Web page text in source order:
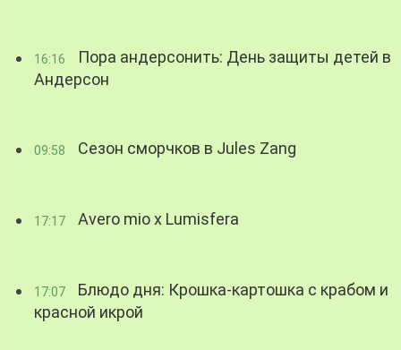
16:16
Пора андерсонить: День защиты детей в
Андерсон
09:58 Сезон сморчков в Jules Zang
17:17 Avero mio x Lumisfera
17:07
Блюдо дня: Крошка-картошка с крабом и
красной икрой